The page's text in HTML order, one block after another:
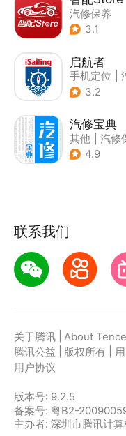
汽修保养
3.1
启航者
手机定位
3.2
汽修宝典
其他
汽修
4.9
联系我们
关于腾讯 About
腾讯公益
版权所有
用户协议
版本号: 9.2.5
备案号: 粤B2-
主办者: 深圳市腾讯计